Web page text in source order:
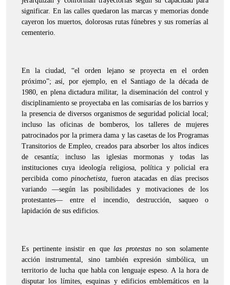
significar. En las calles quedaron las marcas y memorias donde
cayeron los muertos, dolorosas rutas fúnebres y sus romerías al
cementerio.
En la ciudad, “el orden lejano se proyecta en el orden
próximo”; así, por ejemplo, en el Santiago de la década de
1980, en plena dictadura militar, la diseminación del control y
disciplinamiento se proyectaba en las comisarías de los barrios y
la presencia de diversos organismos de seguridad policial local;
incluso las oficinas de bomberos, los talleres de mujeres
patrocinados por la primera dama y las casetas de los Programas
Transitorios de Empleo, creados para absorber los altos índices
de cesantía; incluso las iglesias mormonas y todas las
instituciones cuya ideología religiosa, política y policial era
percibida comopinochetista, fueron atacadas en días precisos
variando —según las posibilidades y motivaciones de los
protestantes— entre el incendio, destrucción, saqueo o
lapidación de sus edificios.
Es pertinente insistir en que las protestas no son solamente
acción instrumental, sino también expresión simbólica, un
territorio de lucha que habla con lenguaje espeso. A la hora de
disputar los límites, esquinas y edificios emblemáticos en la